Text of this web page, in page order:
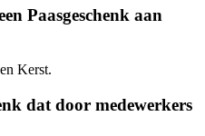
Paasgeschenk aan
Kerst.
dat door medewerkers